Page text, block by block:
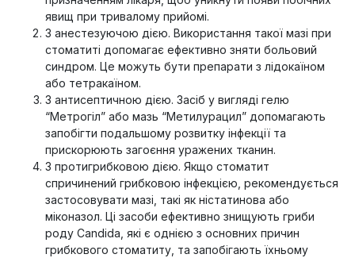
явищ при тривалому прийомі.
З анестезуючою дією. Використання такої мазі при
стоматиті допомагає ефективно зняти больовий
синдром. Це можуть бути препарати з лідокаїном
або тетракаїном.
З антисептичною дією. Засіб у вигляді гелю
“Метрогіл” або мазь “Метилурацил” допомагають
запобігти подальшому розвитку інфекції та
прискорюють загоєння уражених тканин.
З протигрибковою дією. Якщо стоматит
спричинений грибковою інфекцією, рекомендується
застосовувати мазі, такі як ністатинова або
міконазол. Ці засоби ефективно знищують гриби
роду Candida, які є однією з основних причин
грибкового стоматиту, та запобігають їхньому